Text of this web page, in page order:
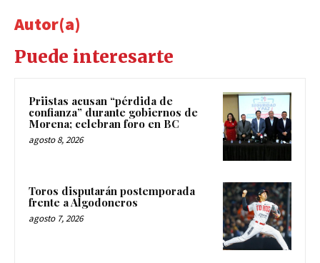
Autor(a)
Puede interesarte
Priistas acusan “pérdida de
confianza” durante gobiernos de
Morena; celebran foro en BC
agosto 8, 2026
Toros disputarán postemporada
frente a Algodoneros
agosto 7, 2026